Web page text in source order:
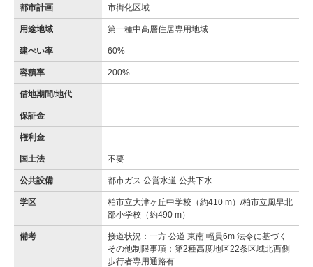
都市計画 市街化区域
用途地域 第一種中高層住居専用地域
建ぺい率 60%
容積率 200%
借地期間/地代
保証金
権利金
国土法 不要
公共設備 都市ガス 公営水道 公共下水
学区
柏市立大津ヶ丘中学校（約410 m）/柏市立風早北
部小学校（約490 m）
備考
接道状況：一方 公道 東南 幅員6m 法令に基づく
その他制限事項：第2種高度地区22条区域北西側
歩行者専用通路有